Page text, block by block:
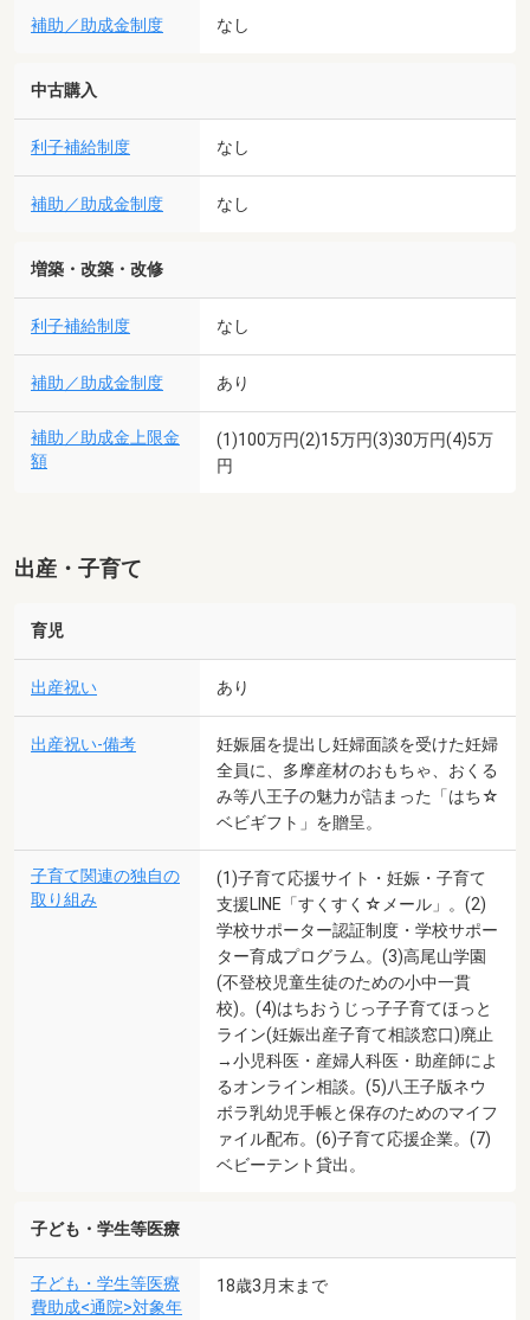
補助／助成金制度 なし
中古購入
利子補給制度 なし
補助／助成金制度 なし
増築・改築・改修
利子補給制度 なし
補助／助成金制度 あり
補助／助成金上限金
額
(1)100万円(2)15万円(3)30万円(4)5万
円
出産・子育て
育児
出産祝い あり
出産祝い-備考
妊娠届を提出し妊婦面談を受けた妊婦
全員に、多摩産材のおもちゃ、おくる
み等八王子の魅力が詰まった「はち☆
ベビギフト」を贈呈。
子育て関連の独自の
取り組み
(1)子育て応援サイト・妊娠・子育て
支援LINE「すくすく☆メール」。(2)
学校サポーター認証制度・学校サポー
ター育成プログラム。(3)高尾山学園
(不登校児童生徒のための小中一貫
校)。(4)はちおうじっ子子育てほっと
ライン(妊娠出産子育て相談窓口)廃止
→小児科医・産婦人科医・助産師によ
るオンライン相談。(5)八王子版ネウ
ボラ乳幼児手帳と保存のためのマイフ
ァイル配布。(6)子育て応援企業。(7)
ベビーテント貸出。
子ども・学生等医療
子ども・学生等医療
費助成<通院>対象年
18歳3月末まで